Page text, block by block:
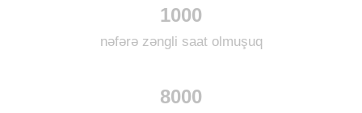
1000
nəfərə zəngli saat olmuşuq
8000